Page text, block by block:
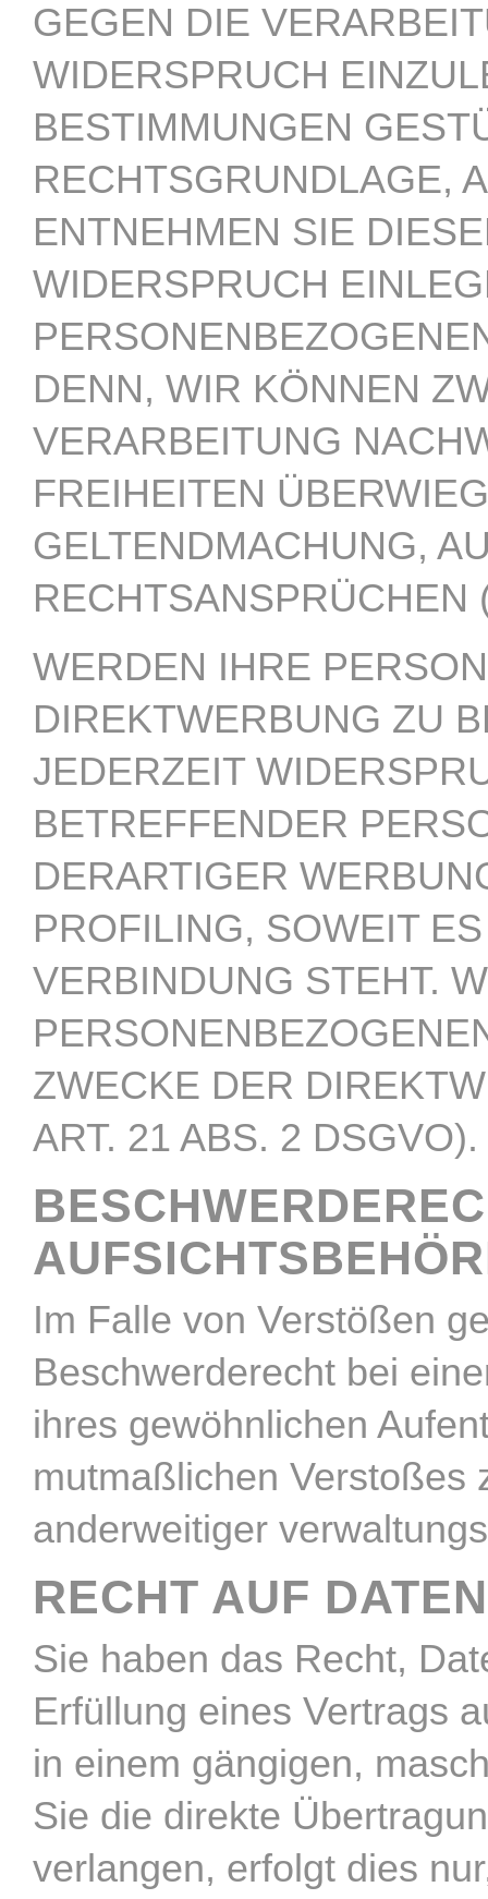
GEGEN DIE
WIDERSPRUCH
BESTIMMUNGEN
RECHTSGRUNDLAGE,
ENTNEHMEN SIE
WIDERSPRUCH
DENN, WIR KÖNNEN
VERARBEITUNG
FREIHEITEN
GELTENDMACHUNG,
RECHTSANSPRÜCHEN
WERDEN IHRE
DIREKTWERBUNG ZU
JEDERZEIT
BETREFFENDER
DERARTIGER
PROFILING, SOWEIT
VERBINDUNG STEHT.
ZWECKE DER
ART. 21 ABS. 2 DSGVO).
Im Falle von Verstößen
Beschwerderecht bei
ihres gewöhnlichen
mutmaßlichen Verstoßes
anderweitiger
RECHT AUF
Sie haben das Recht,
Erfüllung eines Vertrags
in einem gängigen,
Sie die direkte
verlangen, erfolgt dies